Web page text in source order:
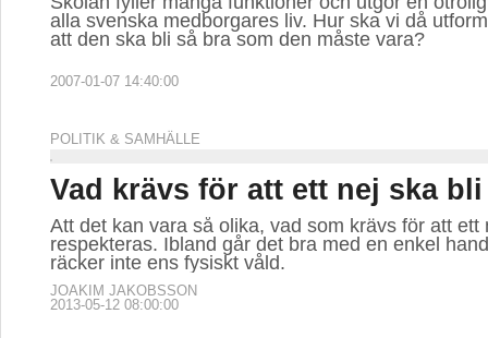
alla svenska medborgares liv. Hur ska vi då
att den ska bli så bra som den måste vara?
2007-01-07 14:40:00
POLITIK & SAMHÄLLE
Vad krävs för att ett nej ska
Att det kan vara så olika, vad som krävs för att ett
respekteras. Ibland går det bra med en enkel
räcker inte ens fysiskt våld.
JOAKIM JAKOBSSON
2013-05-12 08:00:00